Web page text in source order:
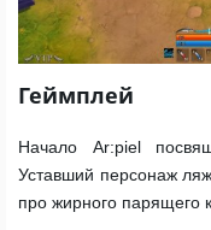
Геймплей
Начало Ar:piel
Уставший персонаж
про жирного парящего